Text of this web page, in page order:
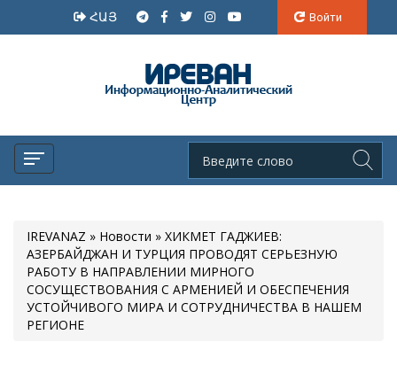
ՀԱՅ Войти
IREVANAZ » Новости » ХИКМЕТ ГАДЖИЕВ:
АЗЕРБАЙДЖАН И ТУРЦИЯ ПРОВОДЯТ СЕРЬЕЗНУЮ
РАБОТУ В НАПРАВЛЕНИИ МИРНОГО
СОСУЩЕСТВОВАНИЯ С АРМЕНИЕЙ И ОБЕСПЕЧЕНИЯ
УСТОЙЧИВОГО МИРА И СОТРУДНИЧЕСТВА В НАШЕМ
РЕГИОНЕ